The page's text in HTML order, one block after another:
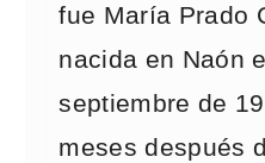
fue María Prado
nacida en Naón
septiembre de
meses después